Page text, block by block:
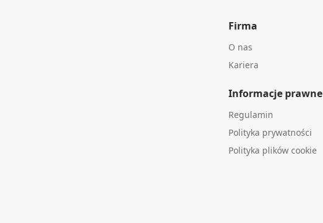
Firma
O nas
Kariera
Informacje prawne
Regulamin
Polityka prywatności
Polityka plików cookie